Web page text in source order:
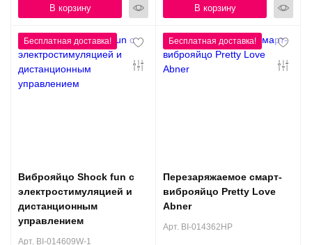
В корзину В корзину
Виброяйцо Shock fun с
электростимуляцией и
дистанционным
управлением
Арт. BI-014609W-1
Перезаряжаемое смарт-
виброяйцо Pretty Love
Abner
Арт. BI-014362HP